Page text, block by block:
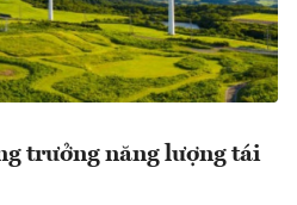
trưởng năng lượng tái